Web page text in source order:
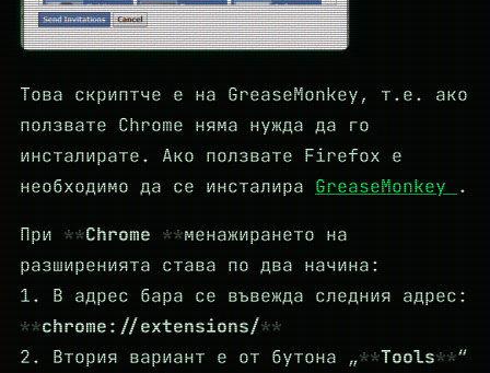
Това скриптче е на GreaseMonkey, т.е. ако
ползвате Chrome няма нужда да го
инсталирате. Ако ползвате Firefox е
необходимо да се инсталира GreaseMonkey .
При Chrome
менажирането на
разширенията става по два начина:
1. В адрес бара се въвежда следния адрес:
chrome://extensions/
2. Втория вариант е от бутона „
Tools
“